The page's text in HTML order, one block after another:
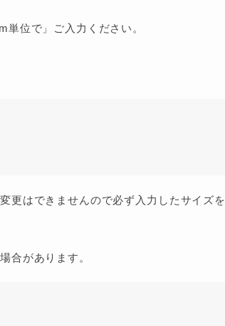
単位で」ご入力ください。
更はできませんので必ず入力したサイズ
合があります。